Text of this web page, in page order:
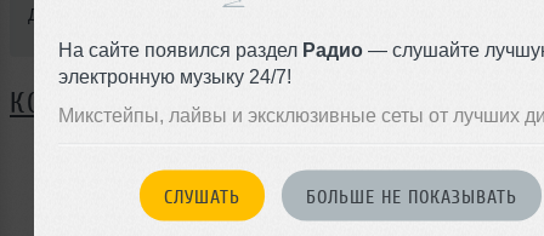
На сайте появился раздел Радио — слушайте
электронную музыку 24/7!
Микстейпы, лайвы и эксклюзивные сеты от лучших
СЛУШАТЬ БОЛЬШЕ НЕ ПОКАЗЫВАТЬ
Добавлен: 24 декабря 2010, 22:08
КОММЕНТАРИИ
ЗАРЕГИСТРИРУЙТЕСЬ